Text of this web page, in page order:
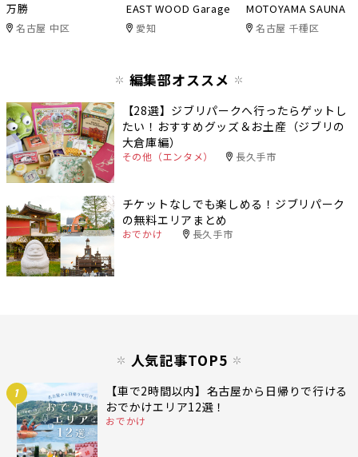
万勝
名古屋 中区
EAST WOOD Garage
愛知
MOTOYAMA SAUNA
名古屋 千種区
編集部オススメ
【28選】ジブリパークへ行ったらゲットし
たい！おすすめグッズ＆お土産（ジブリの
大倉庫編）
その他（エンタメ） 長久手市
チケットなしでも楽しめる！ジブリパーク
の無料エリアまとめ
おでかけ 長久手市
人気記事TOP5
1
【車で2時間以内】名古屋から日帰りで行ける
おでかけエリア12選！
おでかけ